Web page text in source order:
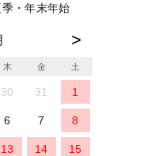
・年末年始
木 金 土
30 31 1
6 7 8
13 14 15